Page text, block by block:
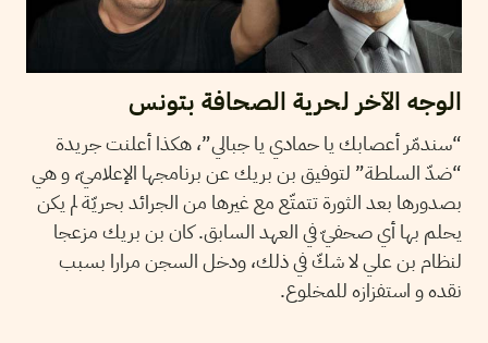
الوجه الآخر لحرية الصحافة بتونس
“سندمّر أعصابك يا حمادي يا جبالي”، هكذا أعلنت جريدة
“ضدّ السلطة” لتوفيق بن بريك عن برنامجها الإعلاميّ، و هي
بصدورها بعد الثورة تتمتّع مع غيرها من الجرائد بحريّة لم يكن
يحلم بها أي صحفيّ في العهد السابق. كان بن بريك مزعجا
لنظام بن علي لا شكّ في ذلك، ودخل السجن مرارا بسبب
نقده و استفزازه للمخلوع.